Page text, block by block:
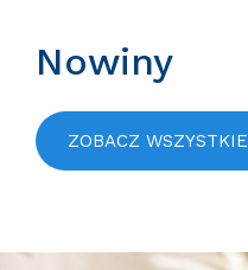
Nowiny
ZOBACZ WSZYSTKIE